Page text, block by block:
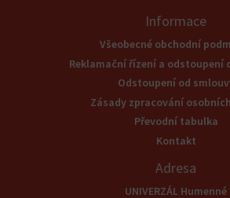
Informace
Všeobecné obchodní
Reklamační řízení a odstoupení
Odstoupení od
Zásady zpracování
Převodní tabulka
Kontakt
Adresa
UNIVERZÁL Humenné